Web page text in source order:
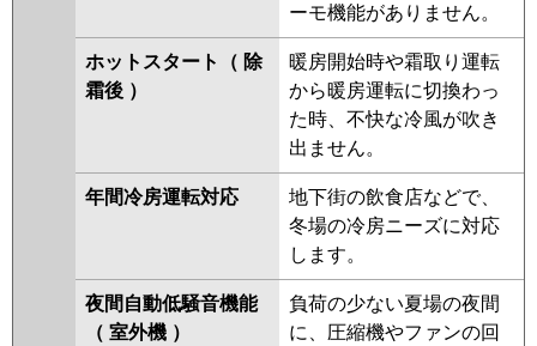
ーモ機能がありません。
ホットスタート（ 除
霜後 ）
暖房開始時や霜取り運転
から暖房運転に切換わっ
た時、不快な冷風が吹き
出ません。
年間冷房運転対応
地下街の飲食店などで、
冬場の冷房ニーズに対応
します。
夜間自動低騒音機能
（ 室外機 ）
負荷の少ない夏場の夜間
に、圧縮機やファンの回